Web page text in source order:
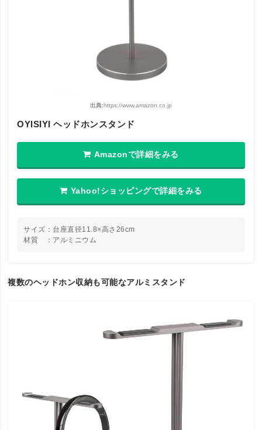
出典:https://www.amazon.co.jp
OYISIYI ヘッドホンスタンド
Amazonで詳細をみる
Yahoo!ショッピングで詳細をみる
サイズ：台座直径11.8×高さ26cm
材質 ：アルミニウム
複数のヘッドホン収納も可能なアルミスタンド